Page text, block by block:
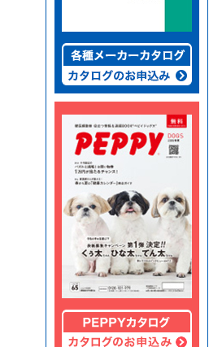
◆劇)ｲｿﾌﾙﾗﾝ吸入麻酔
ペピイマジカルシーツ